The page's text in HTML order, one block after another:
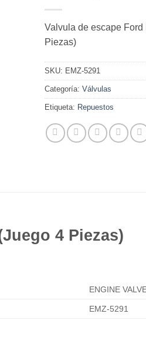
Valvula de escape
Piezas)
SKU: EMZ-5291
Categoría: Válvulas
Etiqueta: Repuestos
4 Piezas)
ENGINE
EMZ-5291